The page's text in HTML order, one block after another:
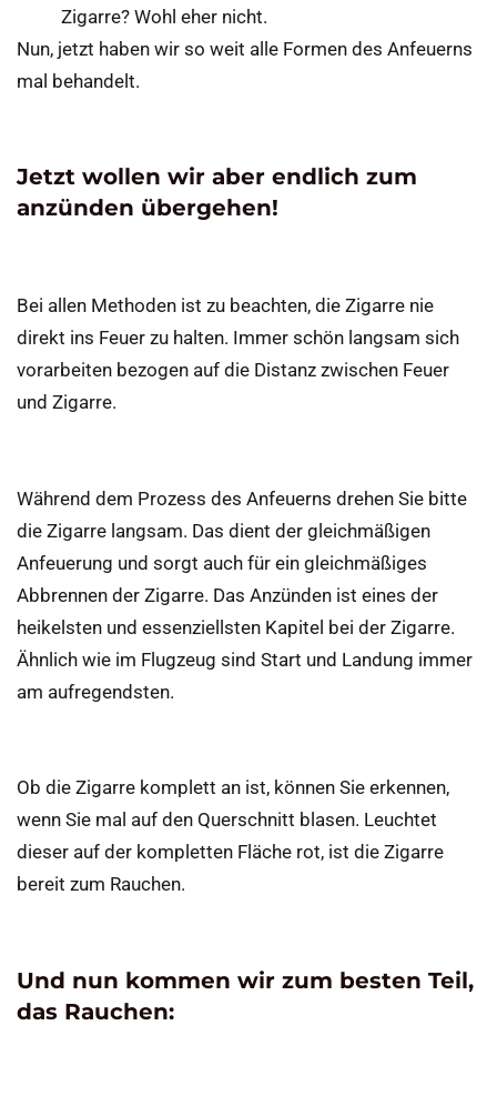
Zigarre? Wohl eher nicht.
Nun, jetzt haben wir so weit alle Formen des Anfeuerns
mal behandelt.
Jetzt wollen wir aber endlich zum
anzünden übergehen!
Bei allen Methoden ist zu beachten, die Zigarre nie
direkt ins Feuer zu halten. Immer schön langsam sich
vorarbeiten bezogen auf die Distanz zwischen Feuer
und Zigarre.
Während dem Prozess des Anfeuerns drehen Sie bitte
die Zigarre langsam. Das dient der gleichmäßigen
Anfeuerung und sorgt auch für ein gleichmäßiges
Abbrennen der Zigarre. Das Anzünden ist eines der
heikelsten und essenziellsten Kapitel bei der Zigarre.
Ähnlich wie im Flugzeug sind Start und Landung immer
am aufregendsten.
Ob die Zigarre komplett an ist, können Sie erkennen,
wenn Sie mal auf den Querschnitt blasen. Leuchtet
dieser auf der kompletten Fläche rot, ist die Zigarre
bereit zum Rauchen.
Und nun kommen wir zum besten Teil,
das Rauchen: